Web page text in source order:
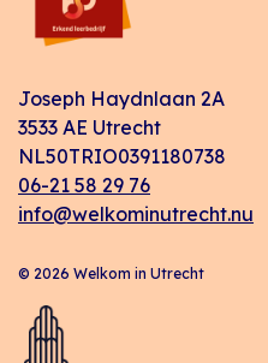
Joseph Haydnlaan 2A
3533 AE Utrecht
NL50TRIO0391180738
06-21 58 29 76
info@welkominutrecht.nu
© 2026 Welkom in Utrecht